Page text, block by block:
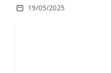
19/05/2025